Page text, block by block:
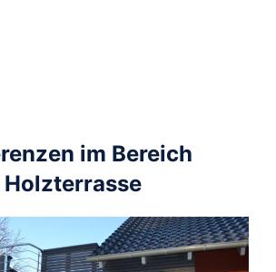
im Bereich
Holzterrasse